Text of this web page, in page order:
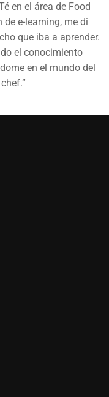
en el área de Food
de e-learning, me di
que iba a aprender.
el conocimiento
en el mundo del